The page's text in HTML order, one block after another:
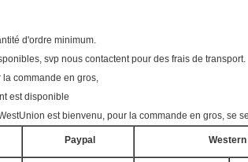
d'ordre minimum.
svp nous contactent pour des frais de transport.
commande en gros,
est disponible
est bienvenu, pour la commande en gros, se
Paypal Western